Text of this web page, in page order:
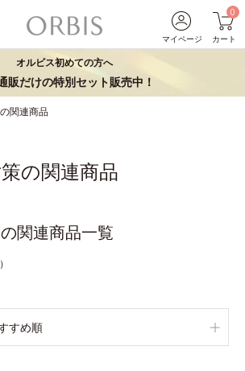
マイページ
0
カート
オルビス初めての方へ
販だけの特別セット販売中！
の関連商品
の関連商品
関連商品一覧
すめ順